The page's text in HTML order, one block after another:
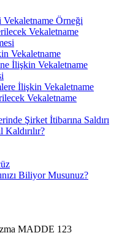
Vekaletname Örneği
Vekaletname
Vekaletname
İlişkin Vekaletname
İlişkin Vekaletname
Vekaletname
Şirket İtibarına Saldırı
Biliyor Musunuz?